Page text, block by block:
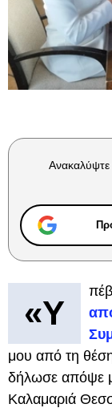
«Υ
μου από τη
δήλωσε απόψε
Καλαμαριά